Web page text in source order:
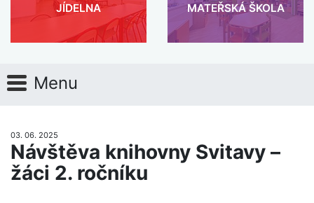
JÍDELNA MATEŘSKÁ ŠKOLA
Menu
03. 06. 2025
Návštěva knihovny Svitavy –
žáci 2. ročníku